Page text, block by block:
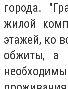
города.
жилой
этажей, ко
обжиты, а